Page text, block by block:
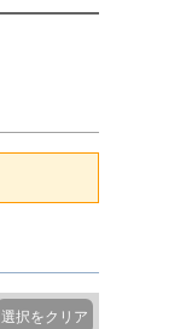
選択をクリア